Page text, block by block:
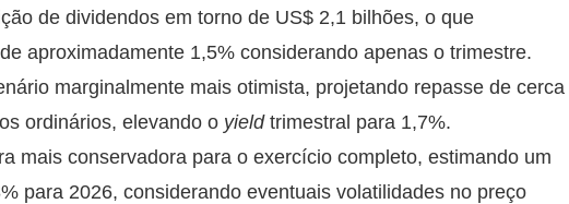
de dividendos em torno de US$ 2,1 bilhões, o que
aproximadamente 1,5% considerando apenas o trimestre.
marginalmente mais otimista, projetando repasse de cerca
ordinários, elevando o yieldtrimestral para 1,7%.
mais conservadora para o exercício completo, estimando um
para 2026, considerando eventuais volatilidades no preço